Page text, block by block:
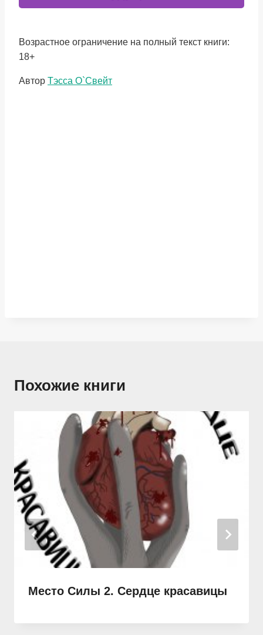
Возрастное ограничение на полный текст книги:
18+
Метки
Автор Тэсса O`Свейт
Похожие книги
Место Силы 2. Сердце красавицы